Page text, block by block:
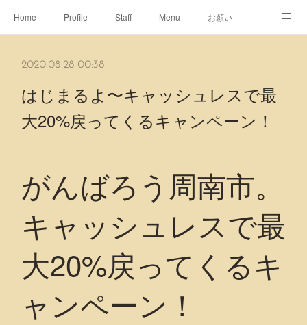
Home Profile Staff Menu お願い
2020.08.28 00:38
はじまるよ〜キャッシュレスで最
大20%戻ってくるキャンペーン！
がんばろう周南市。
キャッシュレスで最
大20%戻ってくるキ
ャンペーン！